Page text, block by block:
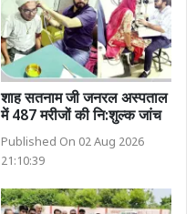
शाह सतनाम जी जनरल अस्पताल
में 487 मरीजों की नि:शुल्क जांच
Published On 02 Aug 2026
21:10:39